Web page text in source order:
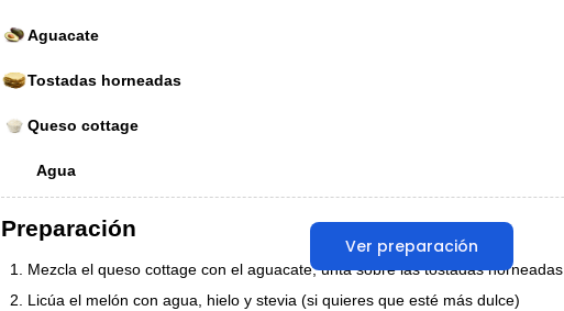
Aguacate
Tostadas horneadas
Queso cottage
Agua
Ver preparación
Preparación
Mezcla el queso cottage con el aguacate, unta sobre las tostadas horneadas
Licúa el melón con agua, hielo y stevia (si quieres que esté más dulce)